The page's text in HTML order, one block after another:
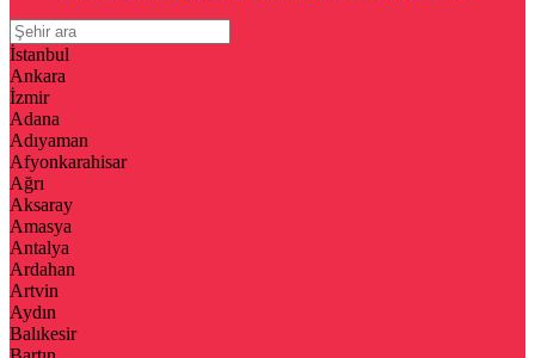
İstanbul
Ankara
İzmir
Adana
Adıyaman
Afyonkarahisar
Ağrı
Aksaray
Amasya
Antalya
Ardahan
Artvin
Aydın
Balıkesir